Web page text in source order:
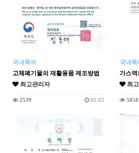
국내특허
고체폐기물의 재활용품 제조방법
최고관리자
2539 01-02
국내특
가스역
최
5858